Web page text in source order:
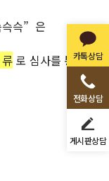
카톡상담
전화상담
게시판상담
슥슥” 은
로 심사를 통과했